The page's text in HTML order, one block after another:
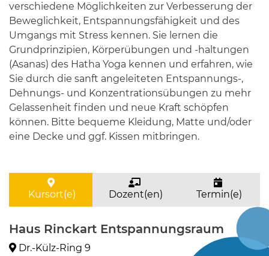
verschiedene Möglichkeiten zur Verbesserung der
Beweglichkeit, Entspannungsfähigkeit und des
Umgangs mit Stress kennen. Sie lernen die
Grundprinzipien, Körperübungen und -haltungen
(Asanas) des Hatha Yoga kennen und erfahren, wie
Sie durch die sanft angeleiteten Entspannungs-,
Dehnungs- und Konzentrationsübungen zu mehr
Gelassenheit finden und neue Kraft schöpfen
können. Bitte bequeme Kleidung, Matte und/oder
eine Decke und ggf. Kissen mitbringen.
Kursort(e) Dozent(en) Termin(e)
Haus Rinckart Entspannungsraum
Dr.-Külz-Ring 9